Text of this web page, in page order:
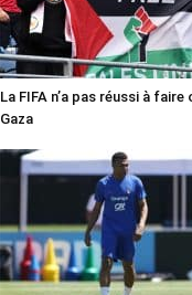
La FIFA n’a pas réussi à faire
Gaza